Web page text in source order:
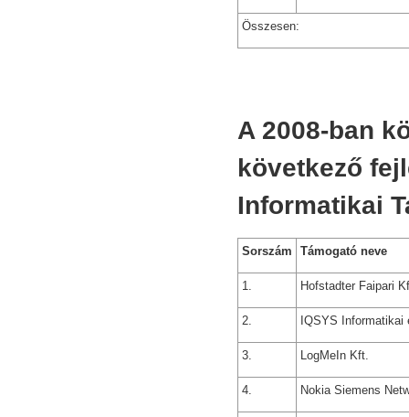
Összesen:
A 2008-ban
következő
Informatikai
Sorszám Támogató neve
1. Hofstadter Faipari
2. IQSYS Informatikai
3. LogMeIn Kft.
4. Nokia Siemens